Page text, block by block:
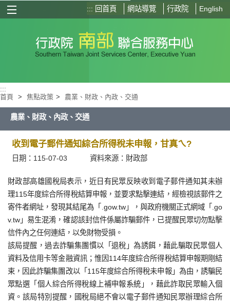
::: 回首頁 網站導覽 行政院 English
選單按鈕
:::
首頁 > 焦點政策 > 農業、財政、內政、交通
農業、財政、內政、交通
收到電子郵件通知綜合所得稅未申報，甘真ㄟ?
日期：115-07-03 資料來源：財政部
財政部高雄國稅局表示，近日有民眾反映收到電子郵件通知其未辦
理115年度綜合所得稅結算申報，並要求點擊連結，經檢視該郵件之
寄件者網址，發現其結尾為「.gow.tw」，與政府機關正式網域「.go
v.tw」易生混淆，確認該封信件係屬詐騙郵件，已提醒民眾切勿點擊
信件內之任何連結，以免財物受損。
該局提醒，過去詐騙集團慣以「退稅」為誘餌，藉此騙取民眾個人
資料及信用卡等金融資訊；惟因114年度綜合所得稅結算申報期剛結
束，因此詐騙集團改以「115年度綜合所得稅未申報」為由，誘騙民
眾點選「個人綜合所得稅線上補申報系統」，藉此詐取民眾輸入個
資。該局特別提醒，國稅局絕不會以電子郵件通知民眾辦理綜合所